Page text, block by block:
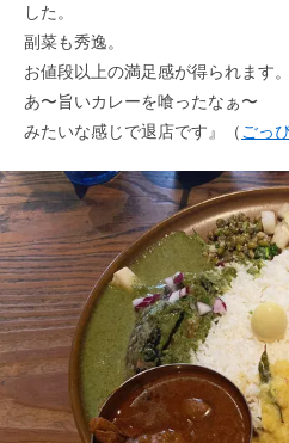
した。
副菜も秀逸。
お値段以上の満足感が得られます。
あ〜旨いカレーを喰ったなぁ〜
みたいな感じで退店です』（ ごっ